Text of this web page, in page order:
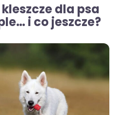
dla psa
i co jeszcze?